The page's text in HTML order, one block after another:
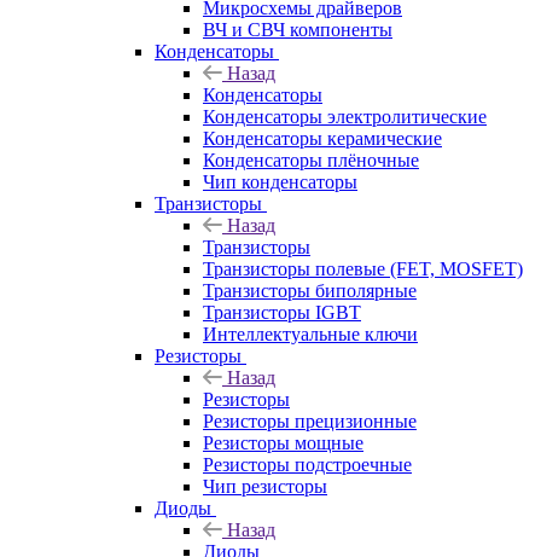
Микросхемы драйверов
ВЧ и СВЧ компоненты
Конденсаторы
Назад
Конденсаторы
Конденсаторы электролитические
Конденсаторы керамические
Конденсаторы плёночные
Чип конденсаторы
Транзисторы
Назад
Транзисторы
Транзисторы полевые (FET, MOSFET)
Транзисторы биполярные
Транзисторы IGBT
Интеллектуальные ключи
Резисторы
Назад
Резисторы
Резисторы прецизионные
Резисторы мощные
Резисторы подстроечные
Чип резисторы
Диоды
Назад
Диоды